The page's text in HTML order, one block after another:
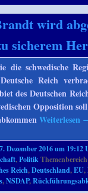
wird
sicherem
die schwedische
Reich
des Deutschen
Opposition
Weiterlesen
Dezember 2016 um 19:12
,Politik
Reich,Deutschland,EU,
,NSDAP,